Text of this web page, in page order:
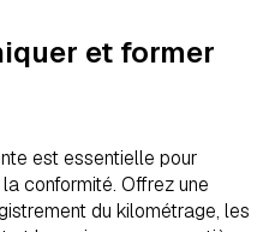
et former
est essentielle pour
conformité. Offrez une
du kilométrage, les